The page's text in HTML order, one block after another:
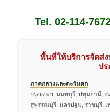
Tel. 02-114-
พื้นที่ให้บริการจัดส่
ปร
ภาคกลางและตะวันตก
กรุงเทพฯ, นนทบุรี, ปทุมธานี, ส
สุพรรณบุรี, นครปฐม, ราชบุรี, เ